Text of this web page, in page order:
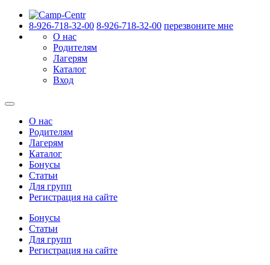
8-926-718-32-00 8-926-718-32-00 перезвоните мне
О нас
Родителям
Лагерям
Каталог
Вход
О нас
Родителям
Лагерям
Каталог
Бонусы
Статьи
Для групп
Регистрация на сайте
Бонусы
Статьи
Для групп
Регистрация на сайте